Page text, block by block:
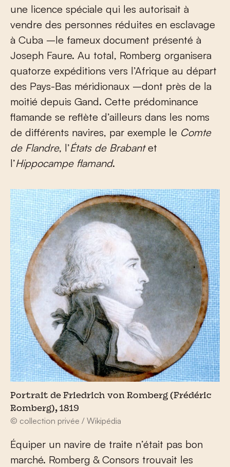
une licence spéciale qui les autorisait à
vendre des personnes réduites en esclavage
à Cuba –le fameux document présenté à
Joseph Faure. Au total, Romberg organisera
quatorze expéditions vers l’Afrique au départ
des Pays-Bas méridionaux –dont près de la
moitié depuis Gand. Cette prédominance
flamande se reflète d’ailleurs dans les noms
de différents navires, par exemple le Comte
de Flandre, l’États de Brabantet
l’Hippocampe flamand.
Portrait de Friedrich von Romberg (Frédéric
Romberg), 1819
© collection privée / Wikipédia
Équiper un navire de traite n’était pas bon
marché. Romberg & Consors trouvait les